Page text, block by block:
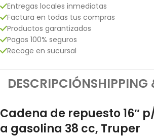
Entregas locales inmediatas
Factura en todas tus compras
Productos garantizados
Pagos 100% seguros
Recoge en sucursal
DESCRIPCIÓNSHIPPING
Cadena de repuesto 16″
a gasolina 38 cc, Truper